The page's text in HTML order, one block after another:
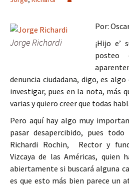
Jorge Richardi
Por:
¡Hijo e’
posteo
denuncia ciudadana, digo, es
investigar, pues en la nota, más
varias y quiero creer que todas
Pero aquí hay algo muy
pasar desapercibido, pues
Richardi Rochin, Rector y
Vizcaya de las Américas, quien
abiertamente si buscará alguna
es que esto más bien parece un